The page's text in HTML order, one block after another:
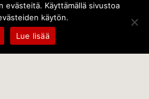
evästeitä. Käyttämällä sivustoa
käytön.
Lue lisää